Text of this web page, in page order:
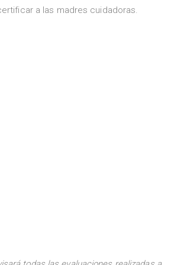
a las madres cuidadoras.